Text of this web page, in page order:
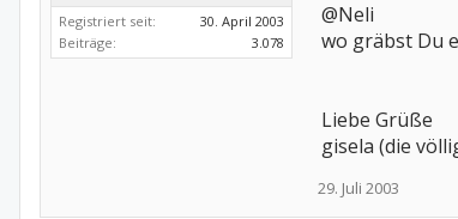
Registriert seit:
30. April 2003
Beiträge:
3.078
@Neli
wo gräbst Du
Liebe Grüße
gisela (die
29. Juli 2003